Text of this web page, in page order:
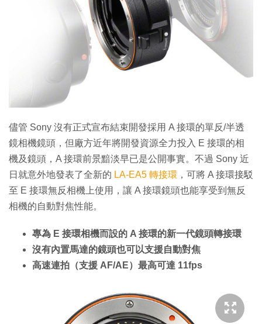
Enterprise Digital Transformation
儘管 Sony 沒有正式宣布結束開發採用 A 接環的單反/半透
鏡相機鏡頭，但廠方近年將開發資源全力投入 E 接環的相
機及鏡頭，A 接環前景黯淡早已是公開事實。不過 Sony 近
日就意外地發表了全新的 LA-EA5 轉接環 ，可將 A 接環接駁
至 E 接環無反相機上使用，讓 A 接環鏡頭也能享受到無反
相機的自動對焦性能。
專為 E 接環相機而設的 A 接環的新一代鏡頭轉接環
沒有內置馬達的鏡頭也可以支援自動對焦
高速連拍（支援 AF/AE）最高可達 11fps